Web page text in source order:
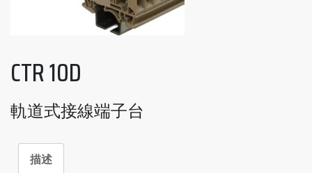
CTR 10D
軌道式接線端子台
描述